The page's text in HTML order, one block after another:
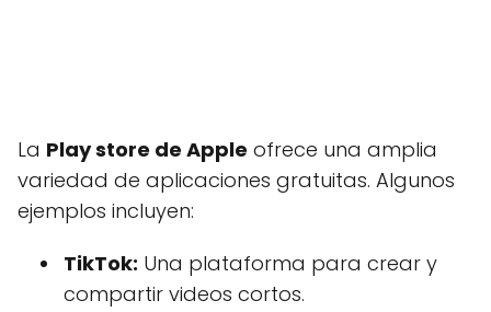
La Play store de Apple ofrece una amplia
variedad de aplicaciones gratuitas. Algunos
ejemplos incluyen:
TikTok: Una plataforma para crear y
compartir videos cortos.